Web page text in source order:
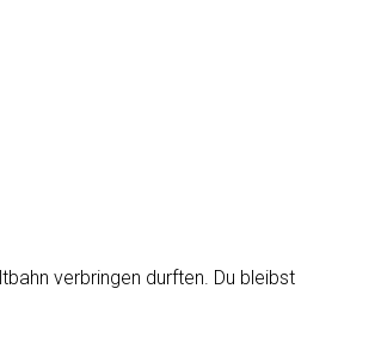
verbringen durften. Du bleibst